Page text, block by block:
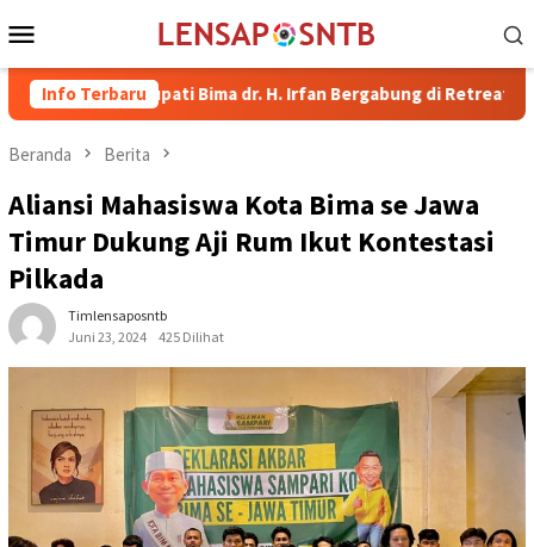
ke
Mobile
Info Terbaru
Bupati Bima dr. H. Irfan Bergabung di Retreat Magelang
Beranda Berita
Aliansi Mahasiswa Kota Bima se Jawa
Timur Dukung Aji Rum Ikut Kontestasi
Pilkada
Timlensaposntb
Juni 23, 2024
425 Dilihat